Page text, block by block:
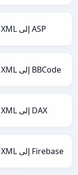
XML إلى ASP
XML إلى BBCode
XML إلى DAX
XML إلى Firebase